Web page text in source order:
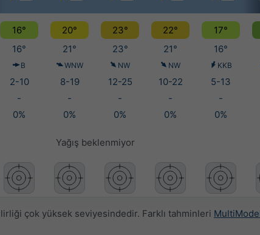
16° 20° 23° 22° 17°
16° 21° 23° 21° 16°
B WNW NW NW KKB
2-10 8-19 12-25 10-22 5-13
- - - - -
0% 0% 0% 0% 0%
Yağış beklenmiyor
çok yüksek seviyesindedir. Farklı tahminleri